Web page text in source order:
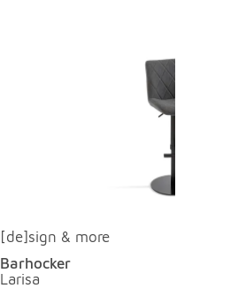
[de]sign & more
Barhocker
Larisa